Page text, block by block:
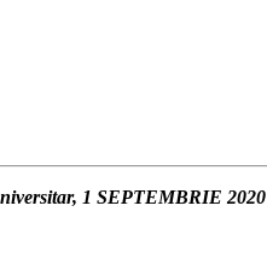
1 SEPTEMBRIE 2020